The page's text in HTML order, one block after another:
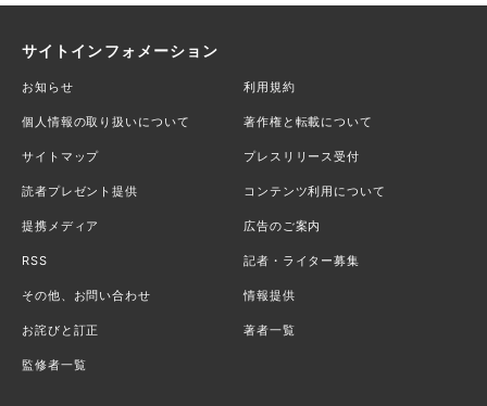
サイトインフォメーション
お知らせ 利用規約
個人情報の取り扱いについて 著作権と転載について
サイトマップ プレスリリース受付
読者プレゼント提供 コンテンツ利用について
提携メディア 広告のご案内
RSS 記者・ライター募集
その他、お問い合わせ 情報提供
お詫びと訂正 著者一覧
監修者一覧